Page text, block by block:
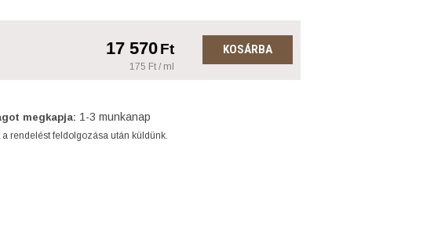
17 570Ft
175 Ft / ml
KOSÁRBA
megkapja: 1-3 munkanap
a rendelést feldolgozása után küldünk.